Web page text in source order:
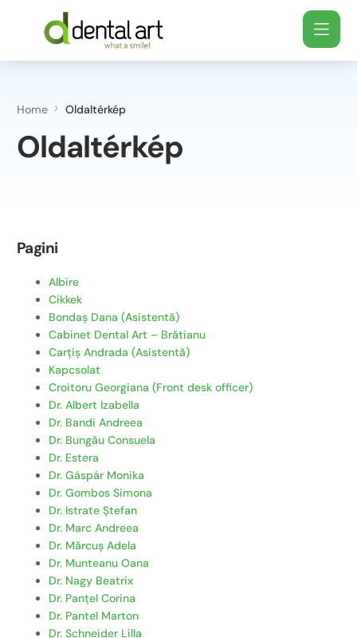
Home Oldaltérkép
Oldaltérkép
Pagini
Albire
Cikkek
Bondaș Dana (Asistentă)
Cabinet Dental Art – Brătianu
Carțiș Andrada (Asistentă)
Kapcsolat
Croitoru Georgiana (Front desk officer)
Dr. Albert Izabella
Dr. Bandi Andreea
Dr. Bungău Consuela
Dr. Estera
Dr. Gáspár Monika
Dr. Gombos Simona
Dr. Istrate Ștefan
Dr. Marc Andreea
Dr. Mărcuș Adela
Dr. Munteanu Oana
Dr. Nagy Beatrix
Dr. Panțel Corina
Dr. Pantel Marton
Dr. Schneider Lilla